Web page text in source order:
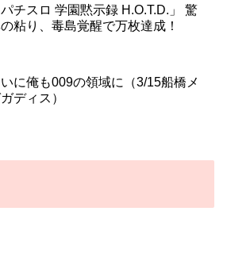
パチスロ 学園黙示録 H.O.T.D.」 驚
粘り、毒島覚醒で万枚達成！
に俺も009の領域に（3/15船橋メ
ディス）